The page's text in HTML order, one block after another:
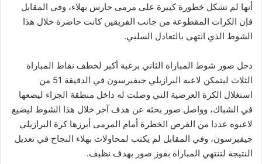
أنها لم تشكل خطورة كبيرة على مرمى حارس بهلاء، وفي المقابل
فإن الكرات المقطوعة من جانب الفريقين كانت حاضرة خلال هذا
الشوط الذي انتهى بالتعادل السلبي.
دخل صور شوط المباراة الثاني برغبة أكبر لخطف نقاط المباراة
الثلاث ليتمكن لاعبه البرازيلي جيفيرسون في الدقيقة 51 من
استغلال الكرة العرضية التي وصلت له داخل منطقة الجزاء ليضعها
في الشباك، وواصل صور بحثه عن هدف آخر خلال هذا الشوط ليضيع
لاعبوه عددا من الفرص الخطرة أمام المرمى أبرزها كرة البرازيلي
جيفيرسون، وفي المقابل لم يكتب لمحاولات بهلاء النجاح في تعديل
النتيجة لتنتهي المباراة بفوز صور بهدف نظيف.